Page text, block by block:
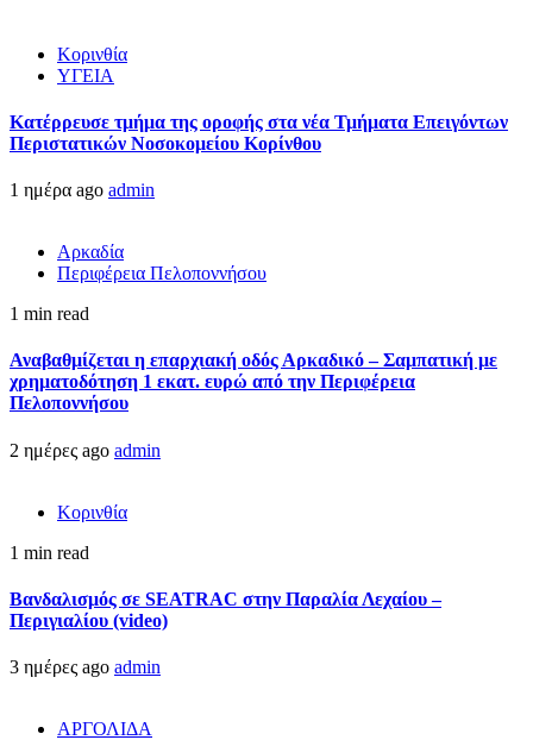
Κορινθία
ΥΓΕΙΑ
Kατέρρευσε τμήμα της οροφής στα νέα Τμήματα Επειγόντων
Περιστατικών Νοσοκομείου Κορίνθου
1 ημέρα ago admin
Αρκαδία
Περιφέρεια Πελοποννήσου
1 min read
Αναβαθμίζεται η επαρχιακή οδός Αρκαδικό – Σαμπατική με
χρηματοδότηση 1 εκατ. ευρώ από την Περιφέρεια
Πελοποννήσου
2 ημέρες ago admin
Κορινθία
1 min read
Βανδαλισμός σε SEATRAC στην Παραλία Λεχαίου –
Περιγιαλίου (video)
3 ημέρες ago admin
ΑΡΓΟΛΙΔΑ